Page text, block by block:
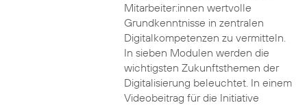
Mitarbeiter:innen wertvolle
Grundkenntnisse in zentralen
Digitalkompetenzen zu vermitteln.
In sieben Modulen werden die
wichtigsten Zukunftsthemen der
Digitalisierung beleuchtet. In einem
Videobeitrag für die Initiative